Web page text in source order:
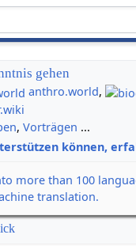
gehen
anthro.world,
,Vorträgen ...
können,
more than 100
translation.